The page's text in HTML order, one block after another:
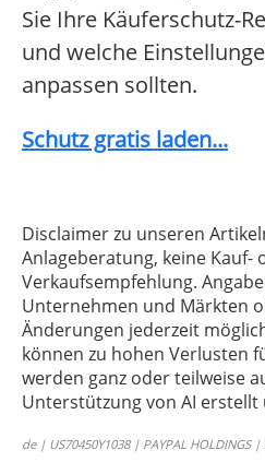
Sie Ihre Käuferschutz-
und welche
anpassen sollten.
Schutz gratis laden...
Disclaimer zu unseren
Anlageberatung, keine Kauf-
Verkaufsempfehlung.
Unternehmen und Märkten
Änderungen jederzeit
können zu hohen Verlusten
werden ganz oder teilweise
Unterstützung von AI
de | US70450Y1038 | PAYPAL HOLDINGS